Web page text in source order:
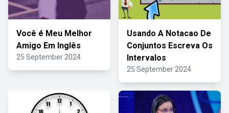
Você é Meu Melhor
Amigo Em Inglês
25 September 2024
Usando A Notacao De
Conjuntos Escreva Os
Intervalos
25 September 2024